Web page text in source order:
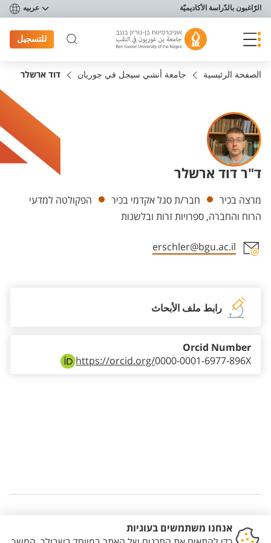
תפריט נגישות
الرّاغبون بالدّراسة الأكاديميّة عربيه
للتسجيل
الصفحة الرئيسية جامعة أنشي سيجل في جوريان דוד ארשלר
ד"ר דוד ארשלר
Departments
מרצה בכיר חבר/ת סגל אקדמי בכיר
הפקולטה למדעי
הרוח והחברה, ספרויות זרות ובלשנות
erschler@bgu.ac.il
رابط ملف الأبحاث
https://orcid.org/0000-0001-6977-896X
Orcid Number